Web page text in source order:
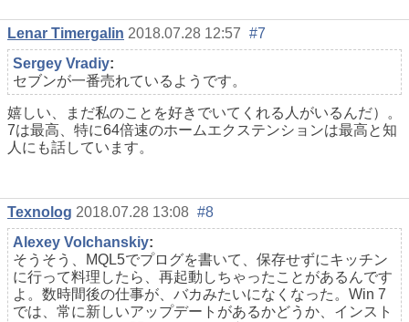
Lenar Timergalin 2018.07.28 12:57 #7
Sergey Vradiy:
セブンが一番売れているようです。
嬉しい、まだ私のことを好きでいてくれる人がいるんだ）。
7は最高、特に64倍速のホームエクステンションは最高と知
人にも話しています。
Texnolog 2018.07.28 13:08 #8
Alexey Volchanskiy:
そうそう、MQL5でプログを書いて、保存せずにキッチン
に行って料理したら、再起動しちゃったことがあるんです
よ。数時間後の仕事が、バカみたいになくなった。Win 7
では、常に新しいアップデートがあるかどうか、インスト